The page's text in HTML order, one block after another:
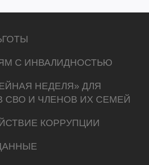
С ИНВАЛИДНОСТЬЮ
НЕДЕЛЯ» ДЛЯ
СВО И ЧЛЕНОВ ИХ СЕМЕЙ
КОРРУПЦИИ